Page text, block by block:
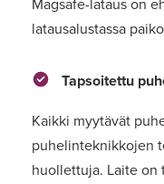
Magsafe-lataus on
latausalustassa
Tapsoitettu
Kaikki myytävät
puhelinteknikkojen
huollettuja. Laite on